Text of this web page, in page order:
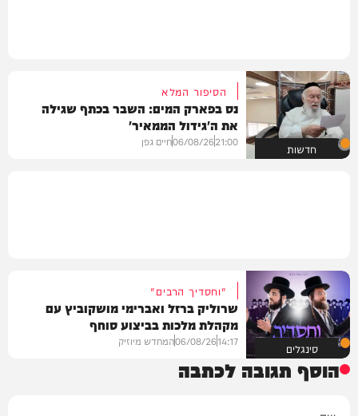
חדשות
הסיפור המלא
נס בפארק המים: השבר בכתף שגילה
את ה'גידול הממאיר'
21:00
06/08/26חיים גפן
סינגלים
"וחסדיך הרבים"
שרוליק ברזל ואברימי מושקוביץ עם
מקהלת מלכות בביצוע סוחף
14:17
06/08/26המחדש מיוזיק
הוסף תגובה לכתבה